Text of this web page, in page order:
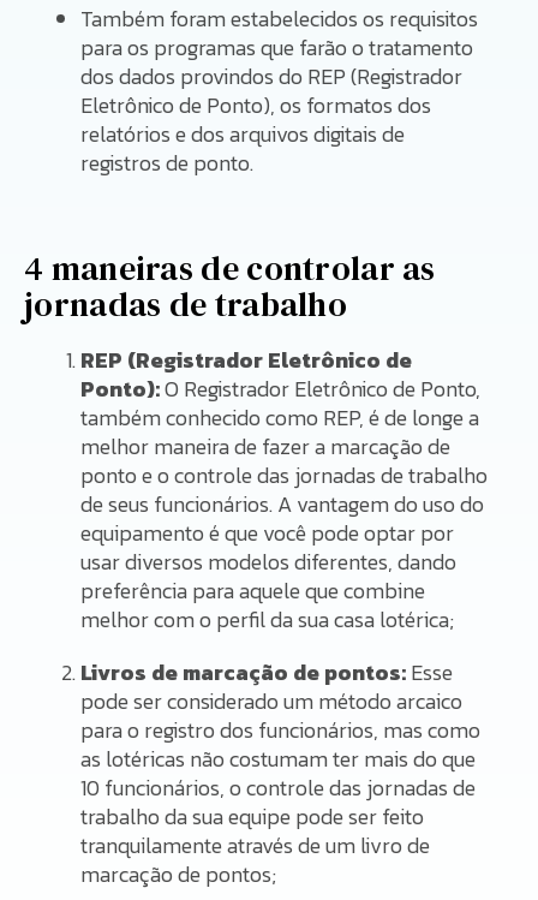
Também foram estabelecidos os requisitos
para os programas que farão o tratamento
dos dados provindos do REP (Registrador
Eletrônico de Ponto), os formatos dos
relatórios e dos arquivos digitais de
registros de ponto.
4 maneiras de controlar as
jornadas de trabalho
REP (Registrador Eletrônico de
Ponto):O Registrador Eletrônico de Ponto,
também conhecido como REP, é de longe a
melhor maneira de fazer a marcação de
ponto e o controle das jornadas de trabalho
de seus funcionários. A vantagem do uso do
equipamento é que você pode optar por
usar diversos modelos diferentes, dando
preferência para aquele que combine
melhor com o perfil da sua casa lotérica;
Livros de marcação de pontos:Esse
pode ser considerado um método arcaico
para o registro dos funcionários, mas como
as lotéricas não costumam ter mais do que
10 funcionários, o controle das jornadas de
trabalho da sua equipe pode ser feito
tranquilamente através de um livro de
marcação de pontos;